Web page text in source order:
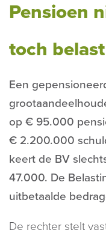
Pensioen
toch belast
Een
op € 95.000
€ 2.200.000
keert de BV
47.000. De
uitbetaalde
De rechter stelt